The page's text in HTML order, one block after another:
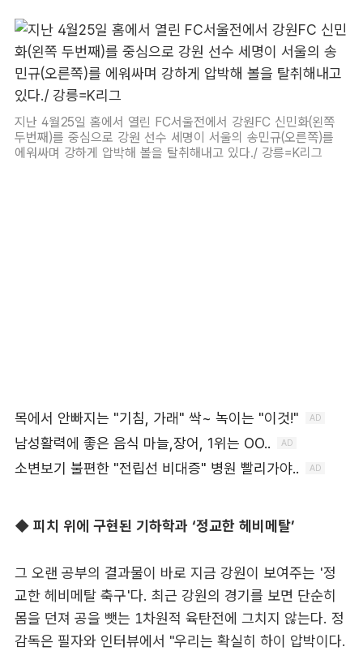
지난 4월25일 홈에서 열린 FC서울전에서 강원FC 신민화(왼쪽
두번째)를 중심으로 강원 선수 세명이 서울의 송민규(오른쪽)를
에워싸며 강하게 압박해 볼을 탈취해내고 있다./ 강릉=K리그
◆ 피치 위에 구현된 기하학과 ‘정교한 헤비메탈’
그 오랜 공부의 결과물이 바로 지금 강원이 보여주는 '정
교한 헤비메탈 축구'다. 최근 강원의 경기를 보면 단순히
몸을 던져 공을 뺏는 1차원적 육탄전에 그치지 않는다. 정
감독은 필자와 인터뷰에서 "우리는 확실히 하이 압박이다.